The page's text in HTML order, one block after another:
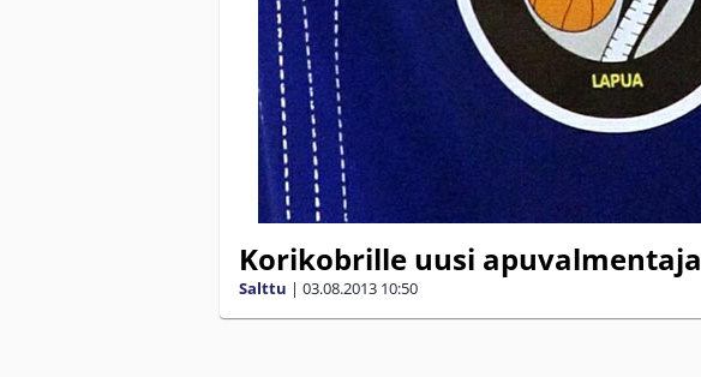
Korikobrille uusi apuvalmentaja
Salttu | 03.08.2013 10:50